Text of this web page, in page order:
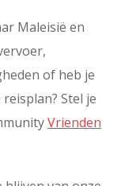
Maleisië en
of heb je
Stel je
Vrienden